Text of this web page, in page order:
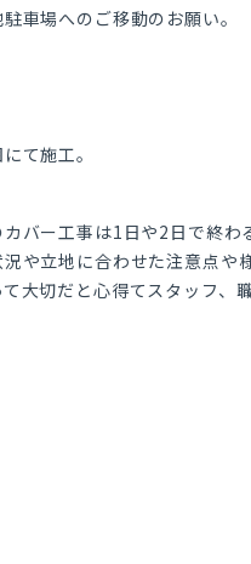
車場へのご移動のお願い。
て施工。
バー工事は1日や2日で終わ
や立地に合わせた注意点や
大切だと心得てスタッフ、